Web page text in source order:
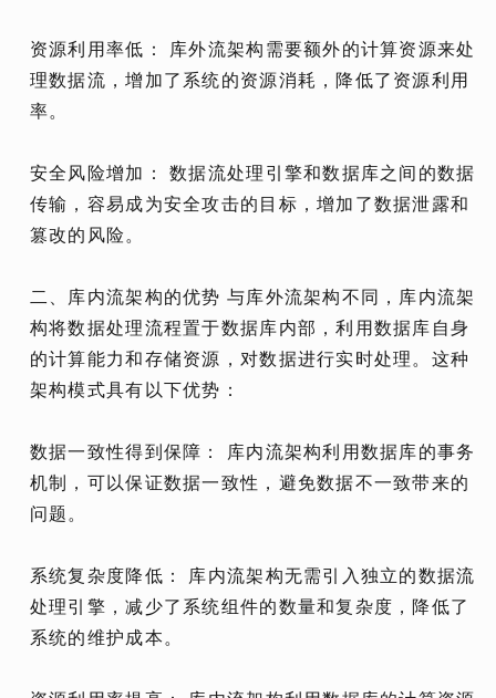
资源利用率低： 库外流架构需要额外的计算资源来处
理数据流，增加了系统的资源消耗，降低了资源利用
率。
安全风险增加： 数据流处理引擎和数据库之间的数据
传输，容易成为安全攻击的目标，增加了数据泄露和
篡改的风险。
二、库内流架构的优势 与库外流架构不同，库内流架
构将数据处理流程置于数据库内部，利用数据库自身
的计算能力和存储资源，对数据进行实时处理。这种
架构模式具有以下优势：
数据一致性得到保障： 库内流架构利用数据库的事务
机制，可以保证数据一致性，避免数据不一致带来的
问题。
系统复杂度降低： 库内流架构无需引入独立的数据流
处理引擎，减少了系统组件的数量和复杂度，降低了
系统的维护成本。